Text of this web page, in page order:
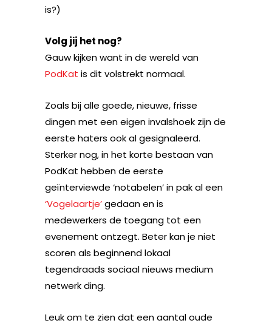
is?)
Volg jij het nog?
Gauw kijken want in de wereld van
PodKat is dit volstrekt normaal.
Zoals bij alle goede, nieuwe, frisse
dingen met een eigen invalshoek zijn de
eerste haters ook al gesignaleerd.
Sterker nog, in het korte bestaan van
PodKat hebben de eerste
geïnterviewde ‘notabelen’ in pak al een
‘Vogelaartje’gedaan en is
medewerkers de toegang tot een
evenement ontzegt. Beter kan je niet
scoren als beginnend lokaal
tegendraads sociaal nieuws medium
netwerk ding.
Leuk om te zien dat een aantal oude